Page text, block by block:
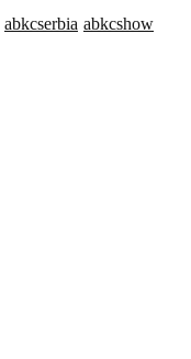
abkcserbia abkcshow